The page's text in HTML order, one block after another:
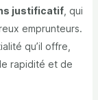
justificatif, qui
emprunteurs.
qu’il offre,
rapidité et de